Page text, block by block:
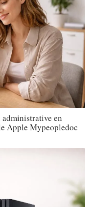
en
Apple Mypeopledoc